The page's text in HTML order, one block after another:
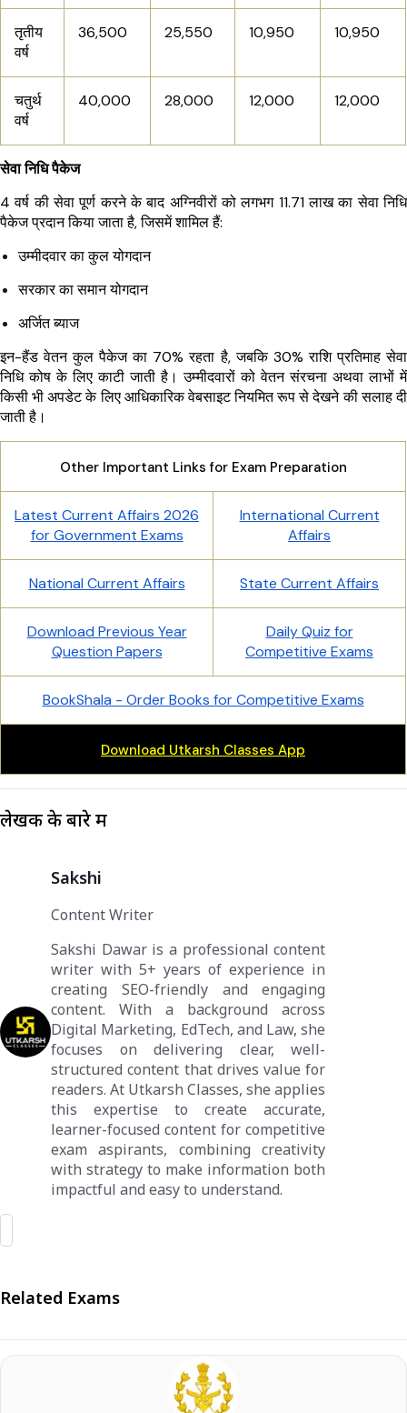
तृतीय
वर्ष
₹36,500 ₹25,550 ₹10,950 ₹10,950
चतुर्थ
वर्ष
₹40,000 ₹28,000 ₹12,000 ₹12,000
सेवा निधि पैकेज
4 वर्ष की सेवा पूर्ण करने के बाद अग्निवीरों को लगभग ₹11.71 लाख का सेवा निधि
पैकेज प्रदान किया जाता है, जिसमें शामिल हैं:
उम्मीदवार का कुल योगदान
सरकार का समान योगदान
अर्जित ब्याज
इन-हैंड वेतन कुल पैकेज का 70% रहता है, जबकि 30% राशि प्रतिमाह सेवा
निधि कोष के लिए काटी जाती है। उम्मीदवारों को वेतन संरचना अथवा लाभों में
किसी भी अपडेट के लिए आधिकारिक वेबसाइट नियमित रूप से देखने की सलाह दी
जाती है।
Other Important Links for Exam Preparation
Latest Current Affairs 2026
for Government Exams
International Current
Affairs
National Current Affairs State Current Affairs
Download Previous Year
Question Papers
Daily Quiz for
Competitive Exams
BookShala - Order Books for Competitive Exams
Download Utkarsh Classes App
लेखक के बारे में
Sakshi
Content Writer
Sakshi Dawar is a professional content
writer with 5+ years of experience in
creating SEO-friendly and engaging
content. With a background across
Digital Marketing, EdTech, and Law, she
focuses on delivering clear, well-
structured content that drives value for
readers. At Utkarsh Classes, she applies
this expertise to create accurate,
learner-focused content for competitive
exam aspirants, combining creativity
with strategy to make information both
impactful and easy to understand.
Related Exams